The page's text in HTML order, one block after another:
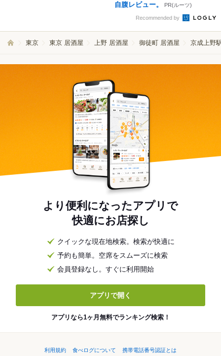
自腹レビュー。
PR(ルーツ)
Recommended by
東京 東京 居酒屋 上野 居酒屋 御徒町 居酒屋 京成上野
より便利になったアプリで
快適にお店探し
クイックな現在地検索。検索が快適に
予約も簡単。空席をスムーズに検索
会員登録なし。すぐに利用開始
アプリで開く
アプリなら1ヶ月無料でランキング検索！
利用規約 食べログについて
携帯電話番号認証とは